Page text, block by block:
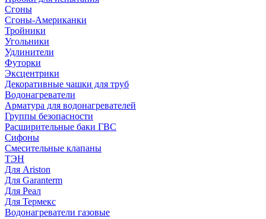
Сгоны
Сгоны-Американки
Тройники
Угольники
Удлинители
Футорки
Эксцентрики
Декоративные чашки для труб
Водонагреватели
Арматура для водонагревателей
Группы безопасности
Расширительные баки ГВС
Сифоны
Смесительные клапаны
ТЭН
Для Ariston
Для Garanterm
Для Реал
Для Термекс
Водонагреватели газовые